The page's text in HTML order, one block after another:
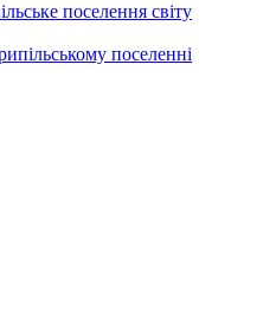
поселення світу
поселенні